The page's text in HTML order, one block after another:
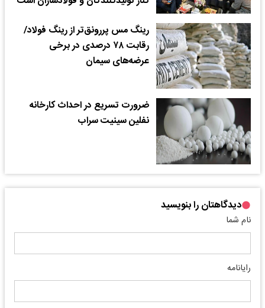
رینگ مس پررونق‌تر از رینگ فولاد/
رقابت ۷۸ درصدی در برخی
عرضه‌های سیمان
ضرورت تسریع در احداث کارخانه
نفلین سینیت سراب
دیدگاهتان را بنویسید
نام شما
رایانامه